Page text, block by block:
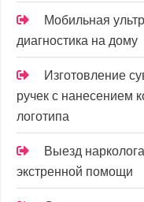
Мобильная
диагностика на дому
Изготовление
ручек с нанесением
логотипа
Выезд
экстренной помощи